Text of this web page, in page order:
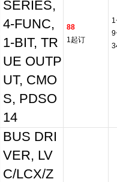
SERIES,
4-FUNC,
1-BIT, TR
UE OUTP
UT, CMO
S, PDSO
14
88
1起订
BUS DRI
VER, LV
C/LCX/Z